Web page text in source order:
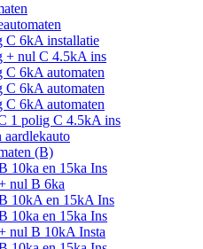
C 6kA installatie
+ nul C 4.5kA ins
C 6kA automaten
C 6kA automaten
C 6kA automaten
1 polig C 4.5kA ins
aardlekauto
(B)
10ka en 15ka Ins
nul B 6ka
10kA en 15kA Ins
10ka en 15ka Ins
nul B 10kA Insta